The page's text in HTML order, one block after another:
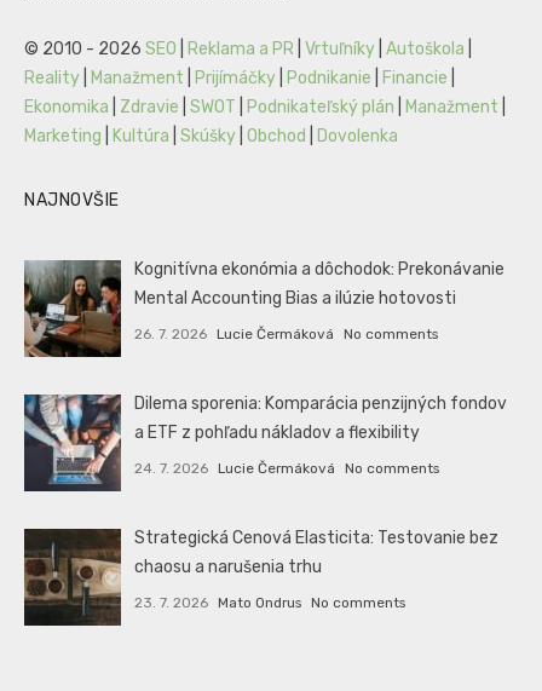
© 2010 - 2026 SEO Reklama a PR Vrtuľníky Autoškola
Reality
Manažment Prijímáčky Podnikanie Financie
Ekonomika
Zdravie SWOT Podnikateľský plán Manažment
Marketing
Kultúra Skúšky Obchod Dovolenka
NAJNOVŠIE
Kognitívna ekonómia a dôchodok: Prekonávanie
Mental Accounting Bias a ilúzie hotovosti
26. 7. 2026 Lucie Čermáková No comments
Dilema sporenia: Komparácia penzijných fondov
a ETF z pohľadu nákladov a flexibility
24. 7. 2026 Lucie Čermáková No comments
Strategická Cenová Elasticita: Testovanie bez
chaosu a narušenia trhu
23. 7. 2026 Mato Ondrus No comments